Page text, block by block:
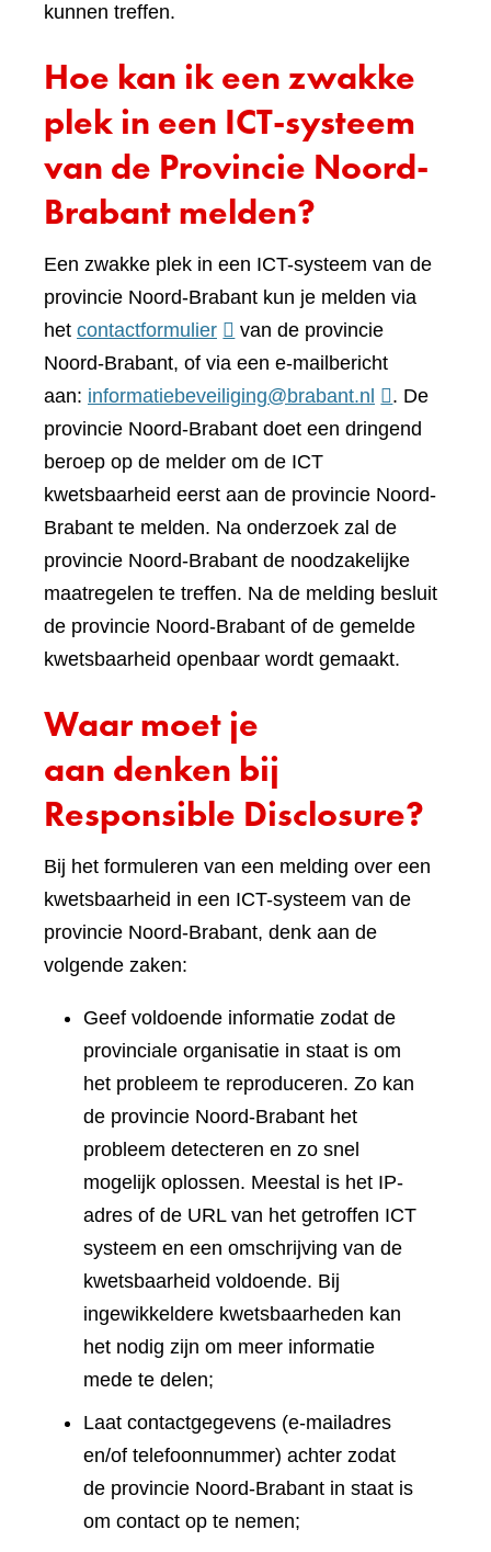
kunnen treffen.
Hoe kan ik een zwakke
plek in een ICT-systeem
van de Provincie Noord-
Brabant melden?
Een zwakke plek in een ICT-systeem van de
provincie Noord-Brabant kun je melden via
het contactformulier(verwijst
naar
een
andere
website)
van de provincie
Noord-Brabant, of via een e-mailbericht
aan: informatiebeveiliging@brabant.nl
. De
provincie Noord-Brabant doet een dringend
beroep op de melder om de ICT
kwetsbaarheid eerst aan de provincie Noord-
Brabant te melden. Na onderzoek zal de
provincie Noord-Brabant de noodzakelijke
maatregelen te treffen. Na de melding besluit
de provincie Noord-Brabant of de gemelde
kwetsbaarheid openbaar wordt gemaakt.
Waar moet je
aan denken bij
Responsible Disclosure?
Bij het formuleren van een melding over een
kwetsbaarheid in een ICT-systeem van de
provincie Noord-Brabant, denk aan de
volgende zaken:
Geef voldoende informatie zodat de
provinciale organisatie in staat is om
het probleem te reproduceren. Zo kan
de provincie Noord-Brabant het
probleem detecteren en zo snel
mogelijk oplossen. Meestal is het IP-
adres of de URL van het getroffen ICT
systeem en een omschrijving van de
kwetsbaarheid voldoende. Bij
ingewikkeldere kwetsbaarheden kan
het nodig zijn om meer informatie
mede te delen;
Laat contactgegevens (e-mailadres
en/of telefoonnummer) achter zodat
de provincie Noord-Brabant in staat is
om contact op te nemen;